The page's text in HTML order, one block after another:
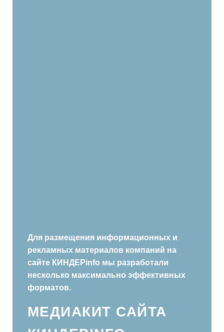
Для размещения информационных и
рекламных материалов компаний на
сайте КИНДЕРinfo мы разработали
несколько максимально эффективных
форматов.
МЕДИАКИТ САЙТА